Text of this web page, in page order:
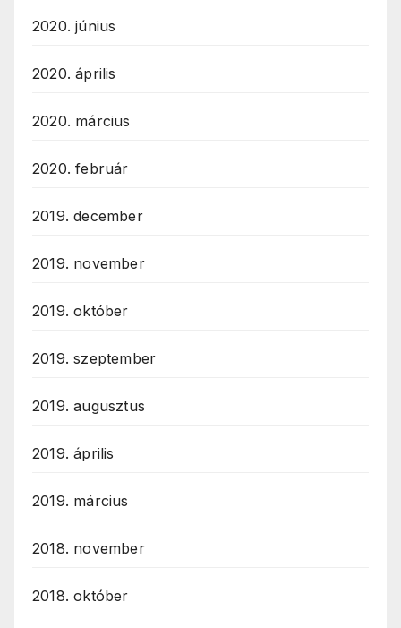
2020. június
2020. április
2020. március
2020. február
2019. december
2019. november
2019. október
2019. szeptember
2019. augusztus
2019. április
2019. március
2018. november
2018. október